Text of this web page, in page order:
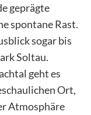
geprägte
spontane Rast.
sogar bis
Soltau.
geht es
Ort,
Atmosphäre